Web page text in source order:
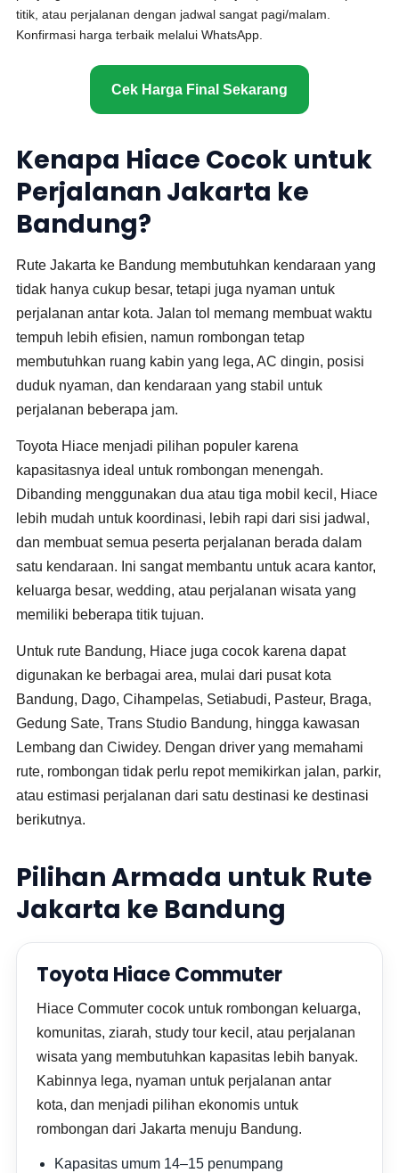
titik, atau perjalanan dengan jadwal sangat pagi/malam.
Konfirmasi harga terbaik melalui WhatsApp.
Cek Harga Final Sekarang
Kenapa Hiace Cocok untuk
Perjalanan Jakarta ke
Bandung?
Rute Jakarta ke Bandung membutuhkan kendaraan yang
tidak hanya cukup besar, tetapi juga nyaman untuk
perjalanan antar kota. Jalan tol memang membuat waktu
tempuh lebih efisien, namun rombongan tetap
membutuhkan ruang kabin yang lega, AC dingin, posisi
duduk nyaman, dan kendaraan yang stabil untuk
perjalanan beberapa jam.
Toyota Hiace menjadi pilihan populer karena
kapasitasnya ideal untuk rombongan menengah.
Dibanding menggunakan dua atau tiga mobil kecil, Hiace
lebih mudah untuk koordinasi, lebih rapi dari sisi jadwal,
dan membuat semua peserta perjalanan berada dalam
satu kendaraan. Ini sangat membantu untuk acara kantor,
keluarga besar, wedding, atau perjalanan wisata yang
memiliki beberapa titik tujuan.
Untuk rute Bandung, Hiace juga cocok karena dapat
digunakan ke berbagai area, mulai dari pusat kota
Bandung, Dago, Cihampelas, Setiabudi, Pasteur, Braga,
Gedung Sate, Trans Studio Bandung, hingga kawasan
Lembang dan Ciwidey. Dengan driver yang memahami
rute, rombongan tidak perlu repot memikirkan jalan, parkir,
atau estimasi perjalanan dari satu destinasi ke destinasi
berikutnya.
Pilihan Armada untuk Rute
Jakarta ke Bandung
Toyota Hiace Commuter
Hiace Commuter cocok untuk rombongan keluarga,
komunitas, ziarah, study tour kecil, atau perjalanan
wisata yang membutuhkan kapasitas lebih banyak.
Kabinnya lega, nyaman untuk perjalanan antar
kota, dan menjadi pilihan ekonomis untuk
rombongan dari Jakarta menuju Bandung.
Kapasitas umum 14–15 penumpang